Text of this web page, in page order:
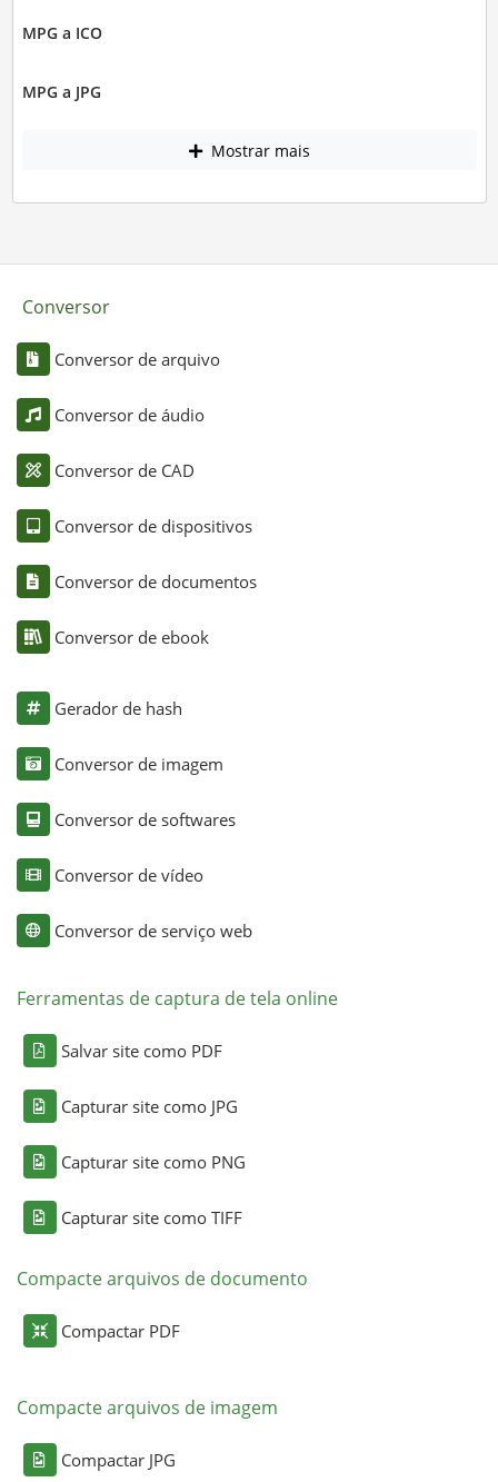
MPG a ICO
MPG a JPG
Mostrar mais
Conversor
Conversor de arquivo
Conversor de áudio
Conversor de CAD
Conversor de dispositivos
Conversor de documentos
Conversor de ebook
Gerador de hash
Conversor de imagem
Conversor de softwares
Conversor de vídeo
Conversor de serviço web
Ferramentas de captura de tela online
Salvar site como PDF
Capturar site como JPG
Capturar site como PNG
Capturar site como TIFF
Compacte arquivos de documento
Compactar PDF
Compacte arquivos de imagem
Compactar JPG